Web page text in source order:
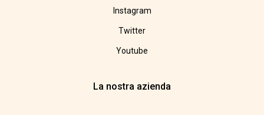
Instagram
Twitter
Youtube
La nostra azienda